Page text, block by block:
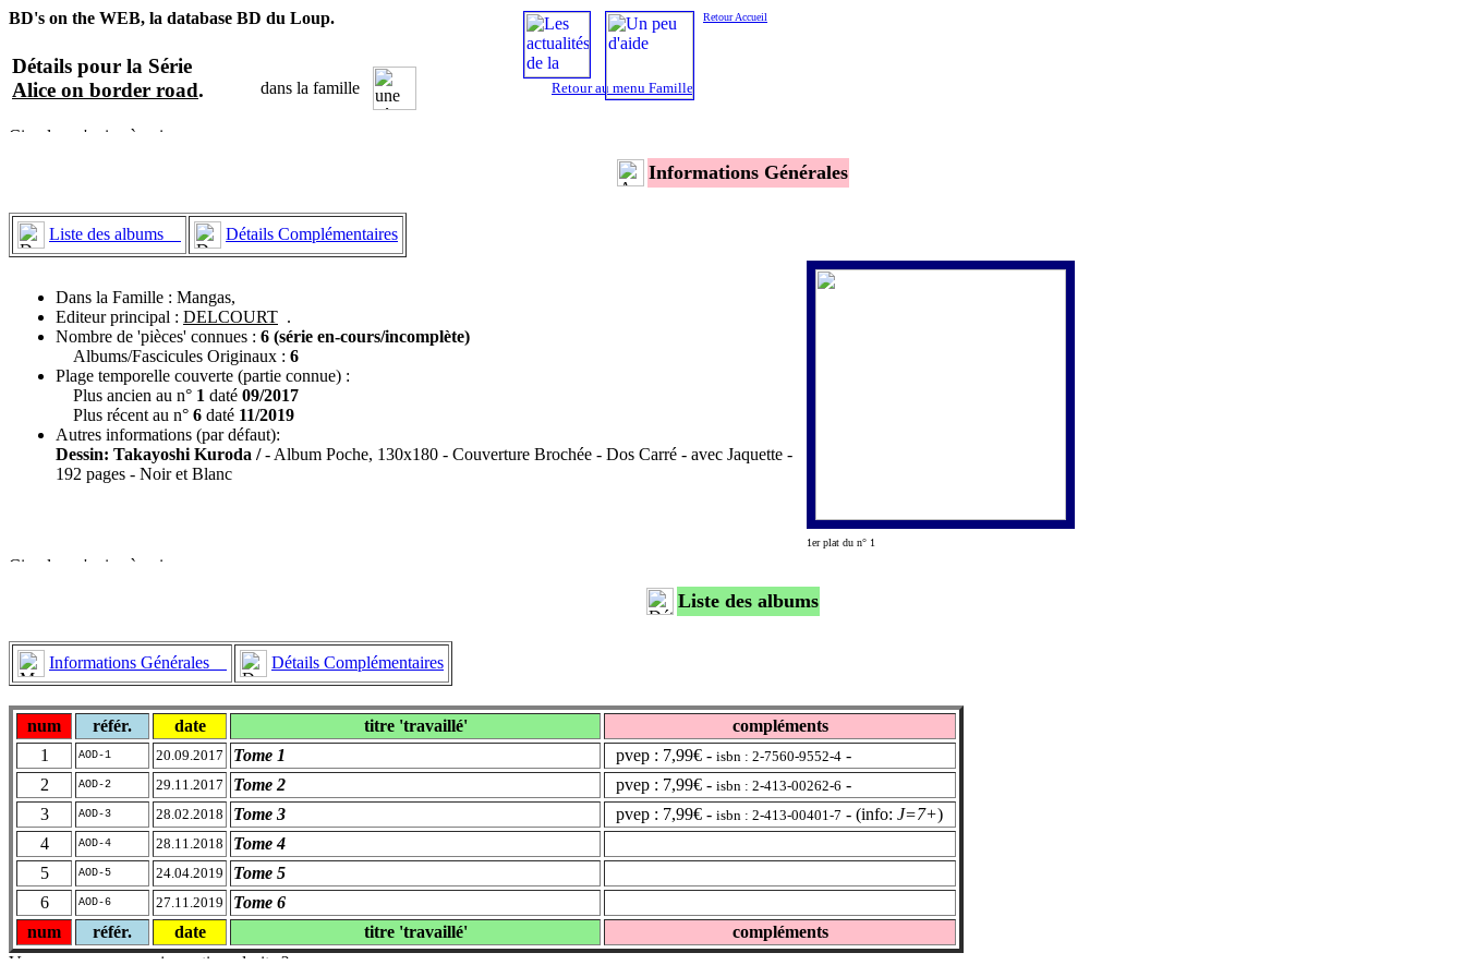
BD's on the WEB, la database BD du Loup.
Détails pour la Série
Alice on border road. dans la famille Retour au menu Famille
Informations Générales
Liste des albums Détails Complémentaires
Dans la Famille : Mangas,
Editeur principal : DELCOURT .
Nombre de 'pièces' connues : 6 (série en-cours/incomplète)
Albums/Fascicules Originaux : 6
Plage temporelle couverte (partie connue) :
Plus ancien au n° 1 daté 09/2017
Plus récent au n° 6 daté 11/2019
Autres informations (par défaut):
Dessin: Takayoshi Kuroda /- Album Poche, 130x180 - Couverture Brochée - Dos Carré - avec Jaquette -
192 pages - Noir et Blanc
1er plat du n° 1
Liste des albums
Informations Générales Détails Complémentaires
num référ. date titre 'travaillé'
compléments
1
AOD-1 20.09.2017 Tome 1 pvep : 7,99€ - isbn : 2-7560-9552-4 -
2
AOD-2 29.11.2017 Tome 2 pvep : 7,99€ - isbn : 2-413-00262-6 -
3
AOD-3 28.02.2018 Tome 3 pvep : 7,99€ - isbn : 2-413-00401-7 - (info: J=7+)
4
AOD-4 28.11.2018
Tome 4
5
AOD-5 24.04.2019
Tome 5
6
AOD-6 27.11.2019
Tome 6
num
référ. date titre 'travaillé' compléments
Retour Accueil